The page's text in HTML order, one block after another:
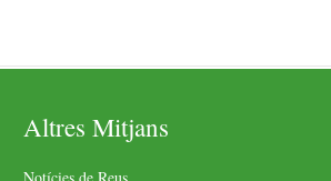
Altres Mitjans